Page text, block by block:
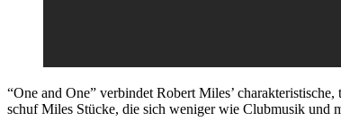
“One and One” verbindet Robert Miles’
schuf Miles Stücke, die sich weniger wie Clubmusik und